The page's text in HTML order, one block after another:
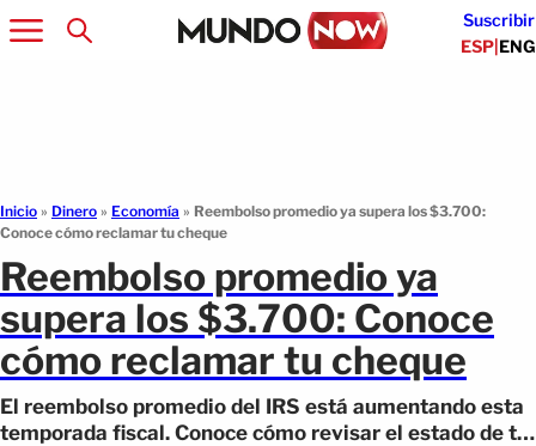
Suscribir
ESP|ENG
Inicio » Dinero » Economía » Reembolso promedio ya supera los $3.700:
Conoce cómo reclamar tu cheque
Reembolso promedio ya
supera los $3.700: Conoce
cómo reclamar tu cheque
El reembolso promedio del IRS está aumentando esta
temporada fiscal. Conoce cómo revisar el estado de tu